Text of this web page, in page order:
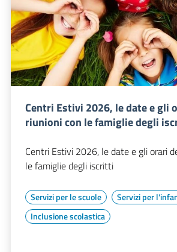
Centri Estivi 2026, le date e gli
riunioni con le famiglie degli
Centri Estivi 2026, le date e gli orari
le famiglie degli iscritti
Servizi per le scuole
Servizi per
Inclusione scolastica